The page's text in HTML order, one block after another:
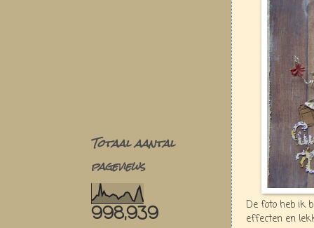
De foto heb ik
effecten en
Totaal aantal
pageviews
998,939